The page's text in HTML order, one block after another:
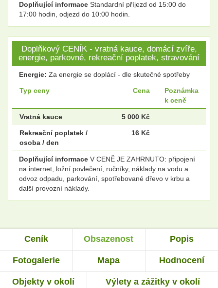
Doplňující informace Standardní příjezd od 15:00 do
17:00 hodin, odjezd do 10:00 hodin.
Doplňkový CENÍK - vratná kauce, domácí zvíře,
energie, parkovné, rekreační poplatek, stravování
Energie: Za energie se doplácí - dle skutečné spotřeby
Typ ceny Cena
Poznámka
k ceně
Vratná kauce 5 000 Kč
Rekreační poplatek /
osoba / den
16 Kč
Doplňující informace V CENĚ JE ZAHRNUTO: připojení
na internet, ložní povlečení, ručníky, náklady na vodu a
odvoz odpadu, parkování, spotřebované dřevo v krbu a
další provozní náklady.
Ceník Obsazenost Popis
Fotogalerie Mapa Hodnocení
Objekty v okolí Výlety a zážitky v okolí